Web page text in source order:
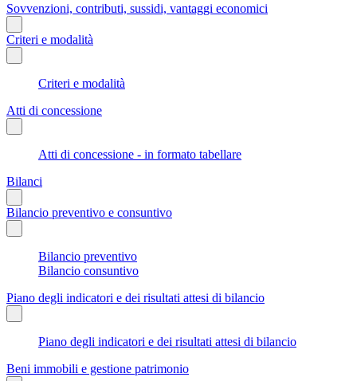
Sovvenzioni, contributi, sussidi, vantaggi economici
Criteri e modalità
Criteri e modalità
Atti di concessione
Atti di concessione - in formato tabellare
Bilanci
Bilancio preventivo e consuntivo
Bilancio preventivo
Bilancio consuntivo
Piano degli indicatori e dei risultati attesi di bilancio
Piano degli indicatori e dei risultati attesi di bilancio
Beni immobili e gestione patrimonio